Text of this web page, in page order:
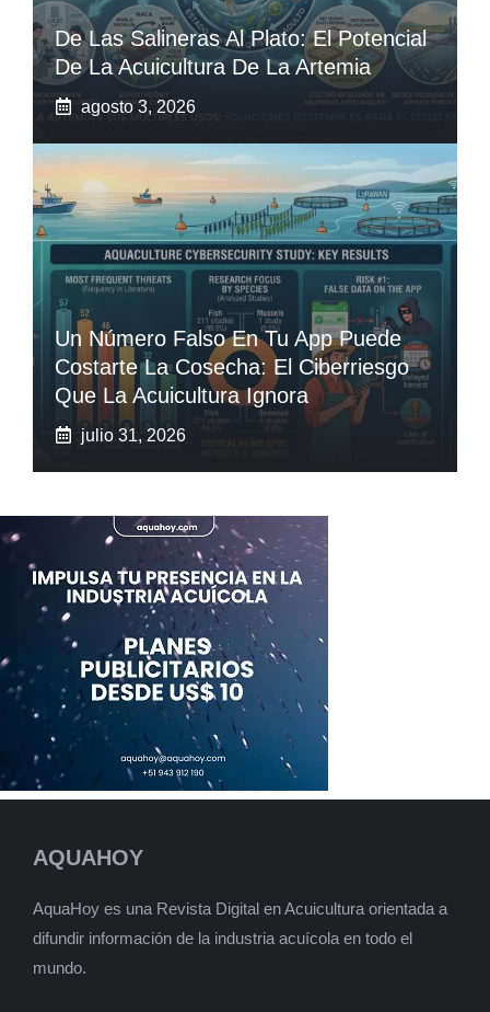
De Las Salineras Al Plato: El Potencial
De La Acuicultura De La Artemia
agosto 3, 2026
Un Número Falso En Tu App Puede
Costarte La Cosecha: El Ciberriesgo
Que La Acuicultura Ignora
julio 31, 2026
AQUAHOY
AquaHoy es una Revista Digital en Acuicultura orientada a
difundir información de la industria acuícola en todo el
mundo.